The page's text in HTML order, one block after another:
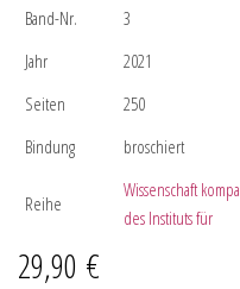
Band-Nr.
3
Jahr
2021
Seiten
250
Bindung
broschiert
Reihe
Wissenschaft
des Instituts für
29,90 €